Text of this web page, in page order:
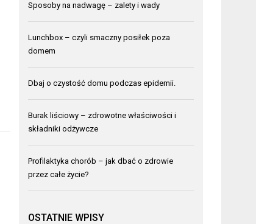
Sposoby na nadwagę – zalety i wady
Lunchbox – czyli smaczny posiłek poza
domem
Dbaj o czystość domu podczas epidemii.
Burak liściowy – zdrowotne właściwości i
składniki odżywcze
Profilaktyka chorób – jak dbać o zdrowie
przez całe życie?
OSTATNIE WPISY